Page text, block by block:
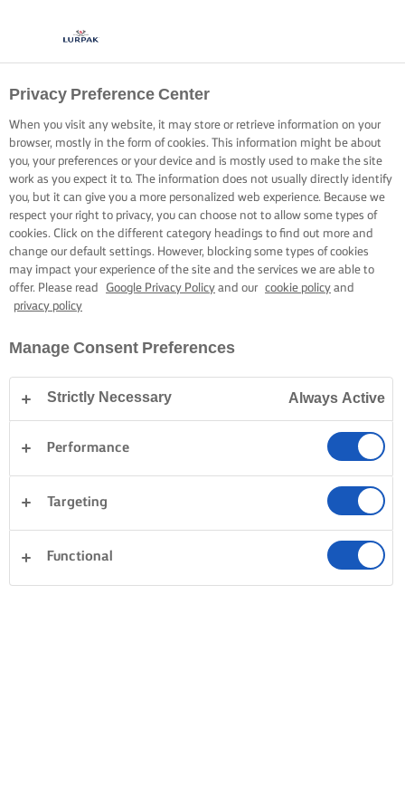
Privacy Preference Center
When you visit any website, it may store or retrieve information on your
browser, mostly in the form of cookies. This information might be about
you, your preferences or your device and is mostly used to make the site
work as you expect it to. The information does not usually directly identify
you, but it can give you a more personalized web experience. Because we
respect your right to privacy, you can choose not to allow some types of
cookies. Click on the different category headings to find out more and
change our default settings. However, blocking some types of cookies
may impact your experience of the site and the services we are able to
offer. Please read
Google Privacy Policy and our cookie policy and
privacy policy
Manage Consent Preferences
Strictly Necessary Always Active
Performance
Targeting
Functional